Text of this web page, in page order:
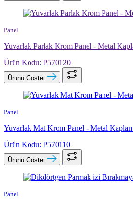
Panel
Yuvarlak Parlak Krom Panel - Metal
Ürün Kodu: P570120
Ürünü Göster
Panel
Yuvarlak Mat Krom Panel - Metal
Ürün Kodu: P570110
Ürünü Göster
Panel